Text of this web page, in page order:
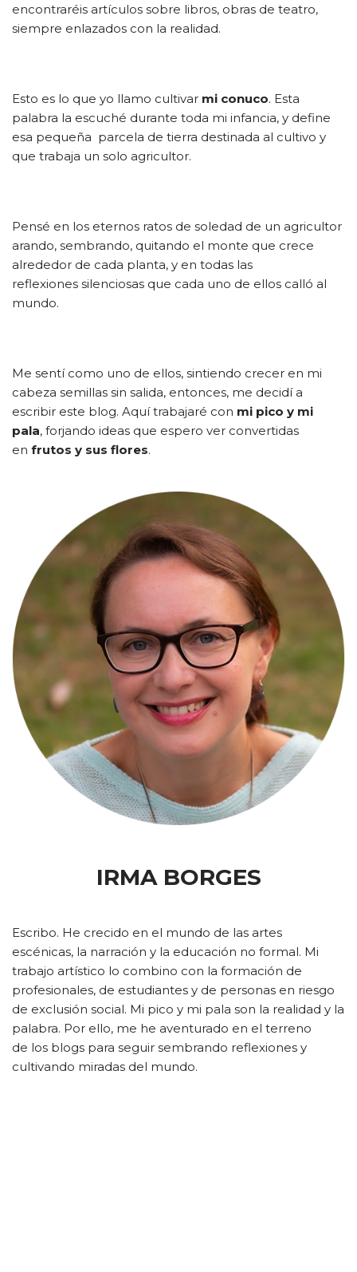
encontraréis artículos sobre libros, obras de teatro,
siempre enlazados con la realidad.
Esto es lo que yo llamo cultivar mi conuco. Esta
palabra la escuché durante toda mi infancia, y define
esa pequeña parcela de tierra destinada al cultivo y
que trabaja un solo agricultor.
Pensé en los eternos ratos de soledad de un agricultor
arando, sembrando, quitando el monte que crece
alrededor de cada planta, y en todas las
reflexiones silenciosas que cada uno de ellos calló al
mundo.
Me sentí como uno de ellos, sintiendo crecer en mi
cabeza semillas sin salida, entonces, me decidí a
escribir este blog. Aquí trabajaré con mi pico y mi
pala, forjando ideas que espero ver convertidas
en frutos y sus flores.
IRMA BORGES
Escribo. He crecido en el mundo de las artes
escénicas, la narración y la educación no formal. Mi
trabajo artístico lo combino con la formación de
profesionales, de estudiantes y de personas en riesgo
de exclusión social. Mi pico y mi pala son la realidad y la
palabra. Por ello, me he aventurado en el terreno
de los blogs para seguir sembrando reflexiones y
cultivando miradas del mundo.